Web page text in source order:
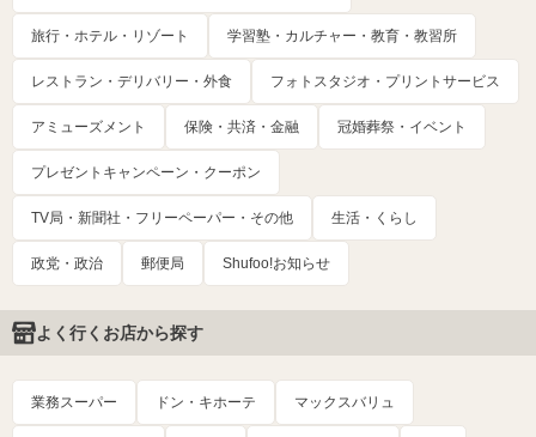
旅行・ホテル・リゾート 学習塾・カルチャー・教育・教習所
レストラン・デリバリー・外食 フォトスタジオ・プリントサービス
アミューズメント 保険・共済・金融 冠婚葬祭・イベント
プレゼントキャンペーン・クーポン
TV局・新聞社・フリーペーパー・その他 生活・くらし
政党・政治 郵便局 Shufoo!お知らせ
よく行くお店から探す
業務スーパー ドン・キホーテ マックスバリュ